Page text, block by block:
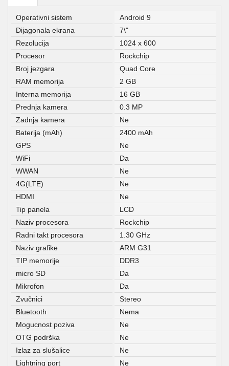
Operativni sistem
Android 9
Dijagonala ekrana
7\"
Rezolucija
1024 x 600
Procesor
Rockchip
Broj jezgara
Quad Core
RAM memorija
2 GB
Interna memorija
16 GB
Prednja kamera
0.3 MP
Zadnja kamera
Ne
Baterija (mAh)
2400 mAh
GPS
Ne
WiFi
Da
WWAN
Ne
4G(LTE)
Ne
HDMI
Ne
Tip panela
LCD
Naziv procesora
Rockchip
Radni takt procesora
1.30 GHz
Naziv grafike
ARM G31
TIP memorije
DDR3
micro SD
Da
Mikrofon
Da
Zvučnici
Stereo
Bluetooth
Nema
Mogucnost poziva
Ne
OTG podrška
Ne
Izlaz za slušalice
Ne
Lightning port
Ne